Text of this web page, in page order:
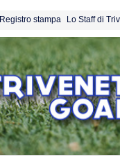
Registro stampa Lo Staff di